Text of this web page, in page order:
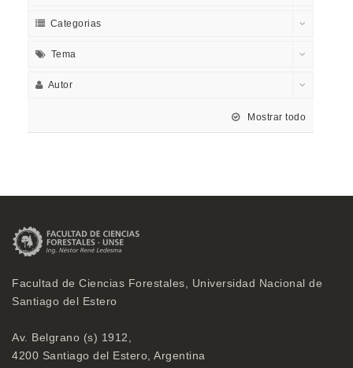
Categorias
Tema
Autor
Mostrar todo
Facultad de Ciencias Forestales, Universidad Nacional de
Santiago del Estero
Av. Belgrano (s) 1912,
4200 Santiago del Estero, Argentina